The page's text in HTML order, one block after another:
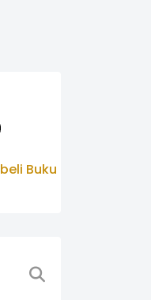
Buku